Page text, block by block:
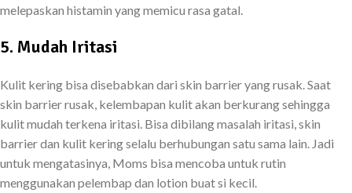
melepaskan histamin yang memicu rasa gatal.
5. Mudah Iritasi
Kulit kering bisa disebabkan dari skin barrier yang rusak. Saat
skin barrier rusak, kelembapan kulit akan berkurang sehingga
kulit mudah terkena iritasi. Bisa dibilang masalah iritasi, skin
barrier dan kulit kering selalu berhubungan satu sama lain. Jadi
untuk mengatasinya, Moms bisa mencoba untuk rutin
menggunakan pelembap dan lotion buat si kecil.